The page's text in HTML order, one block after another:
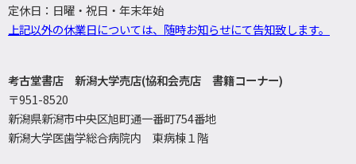
定休日：日曜・祝日・年末年始
上記以外の休業日については、随時お知らせにて告知致します。
考古堂書店 新潟大学売店(協和会売店 書籍コーナー)
〒951-8520
新潟県新潟市中央区旭町通一番町754番地
新潟大学医歯学総合病院内 東病棟１階